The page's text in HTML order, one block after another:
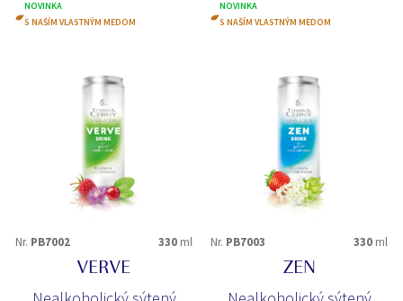
NOVINKA
S NAŠÍM VLASTNÝM MEDOM
Nr. PB7002 330 ml
VERVE
NOVINKA
S NAŠÍM VLASTNÝM MEDOM
Nr. PB7003 330 ml
ZEN